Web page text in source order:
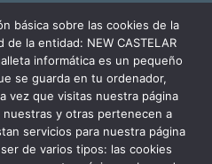
potencia instalada de 60kW, la
ahorra al planeta 34,79
a recorrer 116.677 km en coche
básica sobre las cookies de la
la entidad: NEW CASTELAR
informática es un pequeño
se guarda en tu ordenador,
vez que visitas nuestra página
y otras pertenecen a
servicios para nuestra página
de varios tipos: las cookies